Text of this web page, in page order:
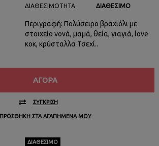
ΔΙΑΘΕΣΙΜΌΤΗΤΑ
ΔΙΑΘΈΣΙΜΟ
Περιγραφή: Πολύσειρο βραχιόλι με
στοιχείο νονά, μαμά, θεία, γιαγιά, love
κοκ, κρύσταλλα Τσεχί..
ΑΓΟΡΆ
ΣΎΓΚΡΙΣΗ
ΠΡΟΣΘΉΚΗ ΣΤΑ ΑΓΑΠΗΜΈΝΑ ΜΟΥ
ΔΙΑΘΈΣΙΜΟ